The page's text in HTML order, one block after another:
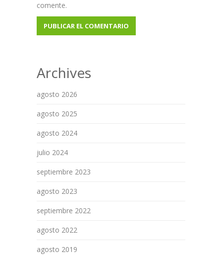
comente.
Archives
agosto 2026
agosto 2025
agosto 2024
julio 2024
septiembre 2023
agosto 2023
septiembre 2022
agosto 2022
agosto 2019